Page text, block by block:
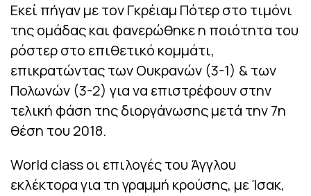
Εκεί πήγαν με τον Γκρέιαμ Πότερ στο τιμόνι
της ομάδας και φανερώθηκε η ποιότητα του
ρόστερ στο επιθετικό κομμάτι,
επικρατώντας των Ουκρανών (3-1) & των
Πολωνών (3-2) για να επιστρέφουν στην
τελική φάση της διοργάνωσης μετά την 7η
θέση του 2018.
World class οι επιλογές του Άγγλου
εκλέκτορα για τη γραμμή κρούσης, με Ίσακ,